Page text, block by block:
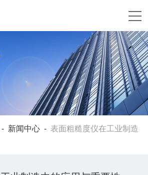
- 新闻中心 -表面粗糙度仪在工业制造